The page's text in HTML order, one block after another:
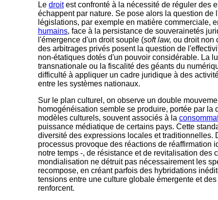
Le droitest confronté à la nécessité de réguler des
échappent par nature. Se pose alors la question de
législations, par exemple en matière commerciale,
humains, face à la persistance de souverainetés
l'émergence d'un droit souple (soft law, ou droit non
des arbitrages privés posent la question de
non-étatiques dotés d'un pouvoir considérable. La
transnationale ou la fiscalité des géants du
difficulté à appliquer un cadre juridique à des
entre les systèmes nationaux.
Sur le plan culturel, on observe un double
homogénéisation semble se produire, portée par la
modèles culturels, souvent associés à la
puissance médiatique de certains pays. Cette
diversité des expressions locales et traditionnelles.
processus provoque des réactions de réaffirmation
notre temps -, de résistance et de revitalisation des
mondialisation ne détruit pas nécessairement les
recompose, en créant parfois des hybridations
tensions entre une culture globale émergente et
renforcent.